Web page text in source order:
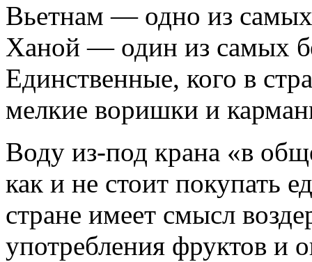
Вьетнам — одно из
Ханой — один из самых
Единственные, кого в
мелкие воришки и
Воду из-под крана «в
как и не стоит покупать
стране имеет смысл
употребления фруктов и